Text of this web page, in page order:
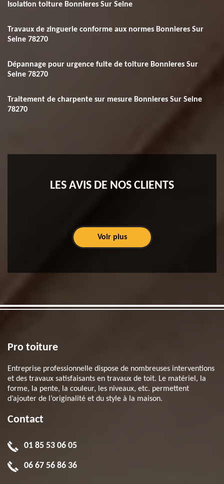
Isolation toiture Bonnieres Sur Seine
Travaux de zinguerie conforme aux normes Bonnieres Sur
Seine 78270
Dépannage pour urgence fuite de toiture Bonnieres Sur
Seine 78270
Traitement de charpente sur mesure Bonnieres Sur Seine
78270
LES AVIS DE NOS CLIENTS
Voir plus
Pro toiture
Entreprise professionnelle dispose de nombreuses interventions
et des travaux satisfaisants en travaux de toit. Le matériel, la
forme, la pente, la couleur, les niveaux, etc. permettent
d’ajouter de l’originalité et du style à la maison.
Contact
01 85 53 06 05
06 67 56 86 36